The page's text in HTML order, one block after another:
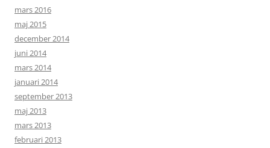
mars 2016
maj 2015
december 2014
juni 2014
mars 2014
januari 2014
september 2013
maj 2013
mars 2013
februari 2013